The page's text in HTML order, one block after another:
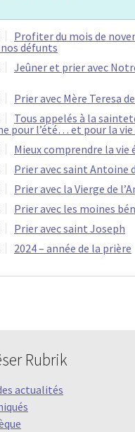
Profiter du mois de
défunts
Jeûner et prier avec
Prier avec Mère Teresa
Tous appelés à la
pour l’été… et pour la vie
Mieux comprendre la vie
Prier avec saint Antoine
Prier avec la Vierge de
Prier avec les moines
Prier avec saint Joseph
2024 – année de la prière
Rubrik
actualités